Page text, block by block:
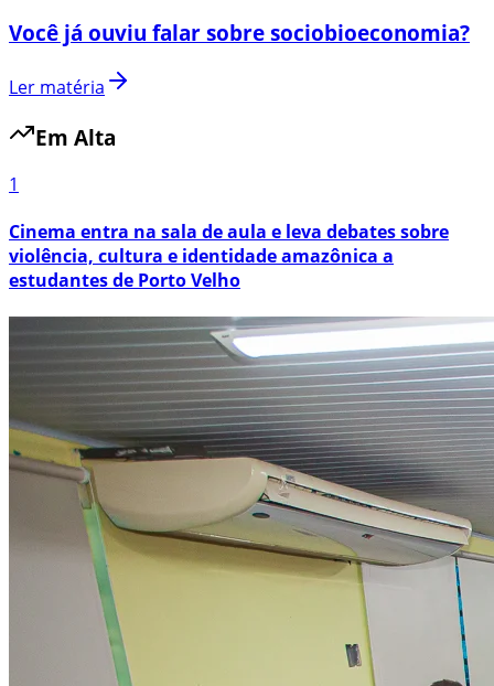
Você já ouviu falar sobre sociobioeconomia?
Ler matéria
Em Alta
1
Cinema entra na sala de aula e leva debates sobre
violência, cultura e identidade amazônica a
estudantes de Porto Velho